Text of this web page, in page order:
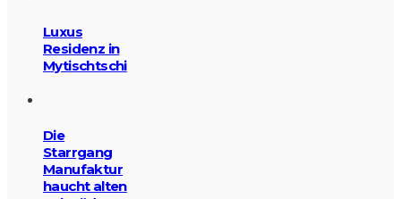
Luxus
Residenz in
Mytischtschi
Die
Starrgang
Manufaktur
haucht alten